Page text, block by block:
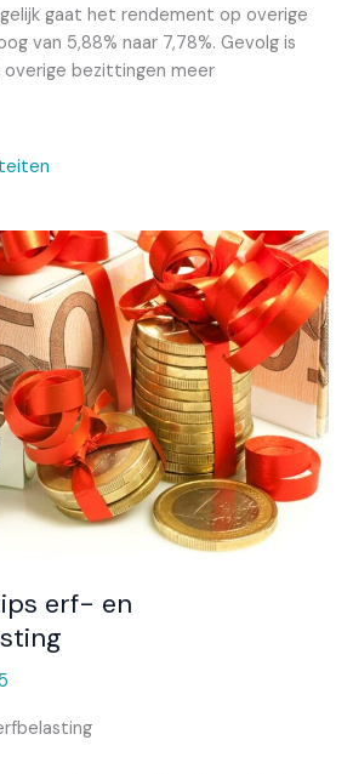
gaat het rendement op overige
van 5,88% naar 7,78%. Gevolg is
bezittingen meer
erf- en